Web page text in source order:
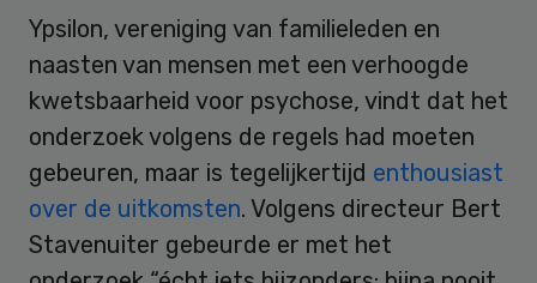
Ypsilon, vereniging van familieleden en
naasten van mensen met een verhoogde
kwetsbaarheid voor psychose, vindt dat het
onderzoek volgens de regels had moeten
gebeuren, maar is tegelijkertijd enthousiast
over de uitkomsten. Volgens directeur Bert
Stavenuiter gebeurde er met het